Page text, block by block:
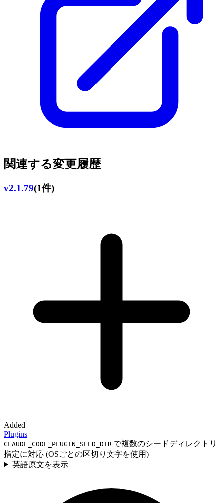
関連する変更履歴
v2.1.79(1件)
Added
Plugins
CLAUDE_CODE_PLUGIN_SEED_DIR で複数のシードディレクトリ
指定に対応 (OSごとの区切り文字を使用)
英語原文を表示